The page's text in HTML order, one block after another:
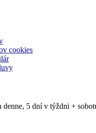
cookies
5 dní v týždni +